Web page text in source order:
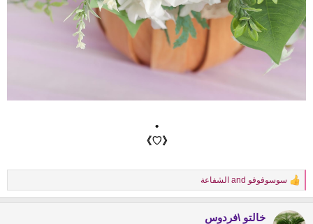
•
《♡》
R
e
c
سوسوفوفو الشفاعة
خالتو \فردوس